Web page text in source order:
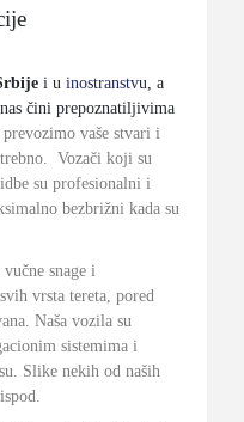
i u inostranstvu , a
čini prepoznatiljivima
vaše stvari i
Vozači koji su
su profesionalni i
bezbrižni kada su
snage i
vrsta tereta, pored
Naša vozila su
sistemima i
Slike nekih od naših